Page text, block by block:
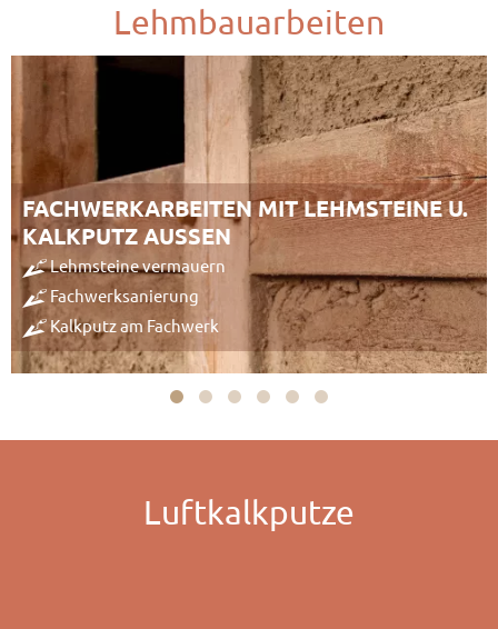
Lehmbauarbeiten
FACHWERKARBEITEN MIT LEHMSTEINE U.
KALKPUTZ AUSSEN
Lehmsteine vermauern
Fachwerksanierung
Kalkputz am Fachwerk
Luftkalkputze